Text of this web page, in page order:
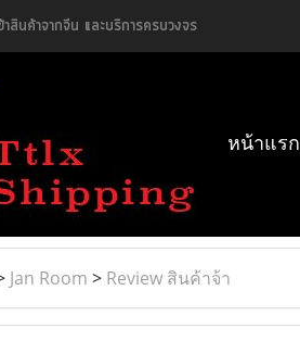
สินค้าจากจีน และบริการครบวงจร
หน้าแรก
Jan Room > Review สินค้าจ้า